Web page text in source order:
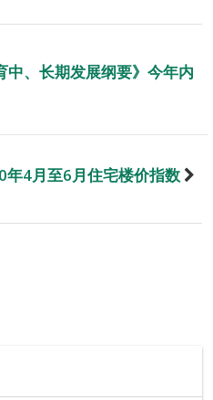
中、长期发展纲要》今年内
年4月至6月住宅楼价指数